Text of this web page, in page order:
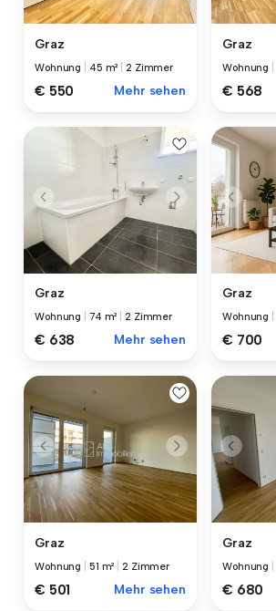
Graz
Wohnung 45 m² |2 Zimmer
€ 550 Mehr sehen
Graz
Wohnung
€ 568
Graz
Wohnung 74 m² |2 Zimmer
€ 638 Mehr sehen
Graz
Wohnung
€ 700
Graz
Wohnung 51 m² |2 Zimmer
€ 501 Mehr sehen
Graz
Wohnung
€ 680